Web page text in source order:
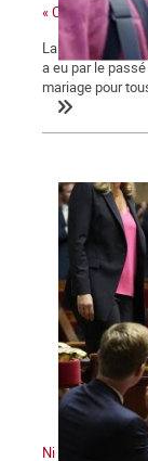
« Ces gens-là »
La ministre des
a eu par le
mariage pour
Ni le